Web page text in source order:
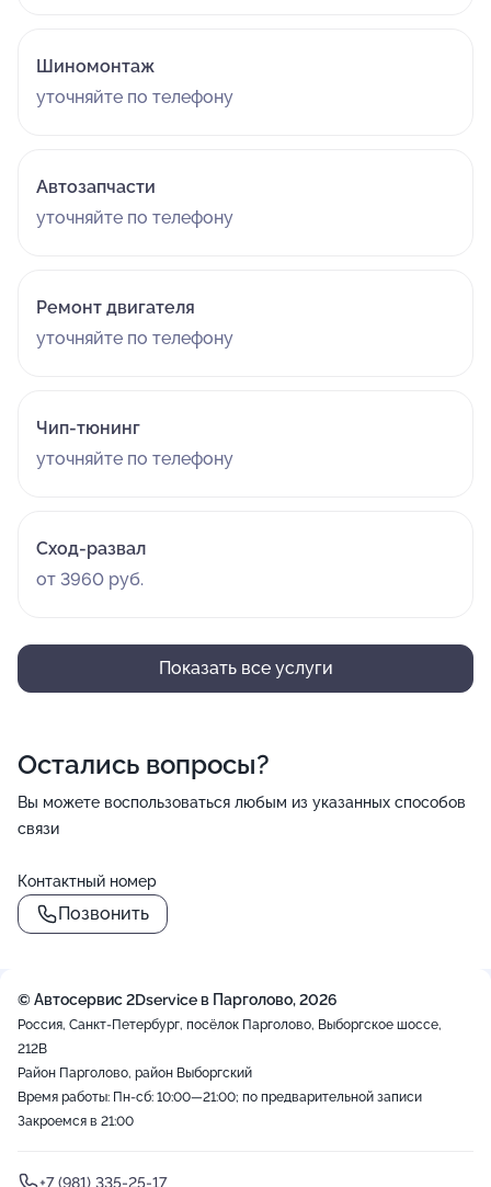
Шиномонтаж
уточняйте по телефону
Автозапчасти
уточняйте по телефону
Ремонт двигателя
уточняйте по телефону
Чип-тюнинг
уточняйте по телефону
Сход-развал
от 3960 руб.
Показать все услуги
Остались вопросы?
Вы можете воспользоваться любым из указанных способов
связи
Контактный номер
Позвонить
© Автосервис 2Dservice в Парголово, 2026
Россия, Санкт-Петербург, посёлок Парголово, Выборгское шоссе,
212В
Район Парголово, район Выборгский
Время работы: Пн-сб: 10:00—21:00; по предварительной записи
Закроемся в 21:00
+7 (981) 335-25-17